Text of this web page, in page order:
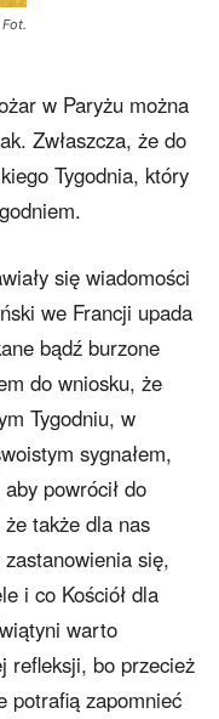
w Paryżu można
Zwłaszcza, że do
Tygodnia, który
się wiadomości
we Francji upada
bądź burzone
do wniosku, że
Tygodniu, w
sygnałem,
powrócił do
także dla nas
się,
i co Kościół dla
warto
refleksji, bo przecież
potrafią zapomnieć